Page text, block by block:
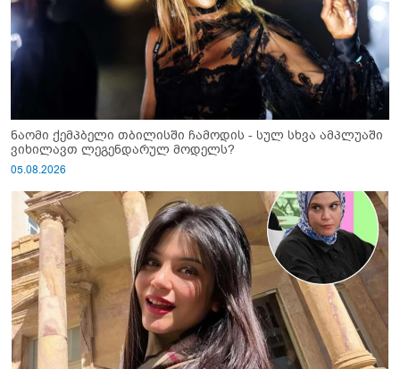
ნაომი ქემპბელი თბილისში ჩამოდის - სულ სხვა ამპლუაში
ვიხილავთ ლეგენდარულ მოდელს?
05.08.2026